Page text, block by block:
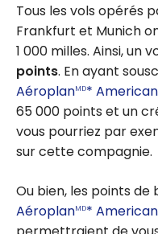
Tous les vols opérés
Frankfurt et Munich
1 000 milles. Ainsi, un
points. En ayant
AéroplanMD*
65 000 points et un
vous pourriez par
sur cette compagnie.
Ou bien, les points de
AéroplanMD*